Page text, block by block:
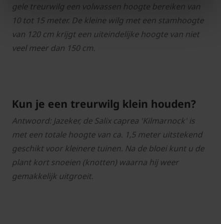
gele treurwilg een volwassen hoogte bereiken van
10 tot 15 meter. De kleine wilg met een stamhoogte
van 120 cm krijgt een uiteindelijke hoogte van niet
veel meer dan 150 cm.
Kun je een treurwilg klein houden?
Antwoord: Jazeker, de Salix caprea 'Kilmarnock' is
met een totale hoogte van ca. 1,5 meter uitstekend
geschikt voor kleinere tuinen. Na de bloei kunt u de
plant kort snoeien (knotten) waarna hij weer
gemakkelijk uitgroeit.